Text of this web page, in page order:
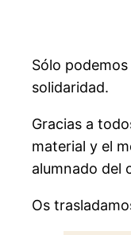
Sólo
solidaridad.
Gracias a
material y el
alumnado del
Os